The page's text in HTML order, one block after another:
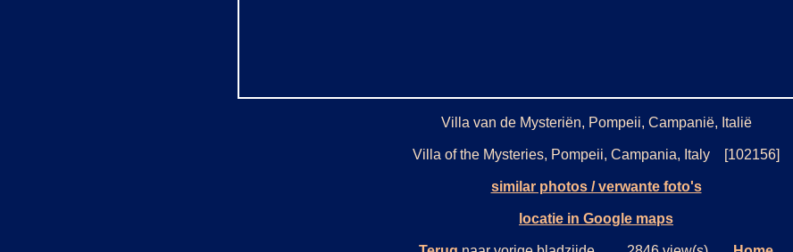
Villa van de Mysteriën, Pompeii, Campanië, Italië
Villa of the Mysteries, Pompeii, Campania, Italy [102156]
similar photos / verwante foto's
locatie in Google maps